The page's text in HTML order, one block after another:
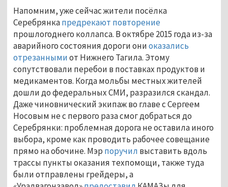
Напомним, уже сейчас жители посёлка
Серебрянкапредрекают повторение
прошлогоднего коллапса. В октябре 2015 года из-за
аварийного состояния дороги ониоказались
отрезаннымиот Нижнего Тагила. Этому
сопутствовали перебои в поставках продуктов и
медикаментов. Когда мольбы местных жителей
дошли до федеральных СМИ, разразился скандал.
Даже чиновнический экипаж во главе с Сергеем
Носовым не с первого раза смог добраться до
Серебрянки: проблемная дорога не оставила иного
выбора, кроме как проводить рабочее совещание
прямо на обочине. Мэр поручил выставить вдоль
трассы пункты оказания техпомощи, также туда
были отправлены грейдеры, а